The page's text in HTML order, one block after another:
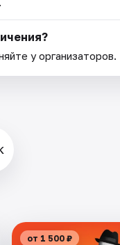
у организаторов.
от 1 500 ₽